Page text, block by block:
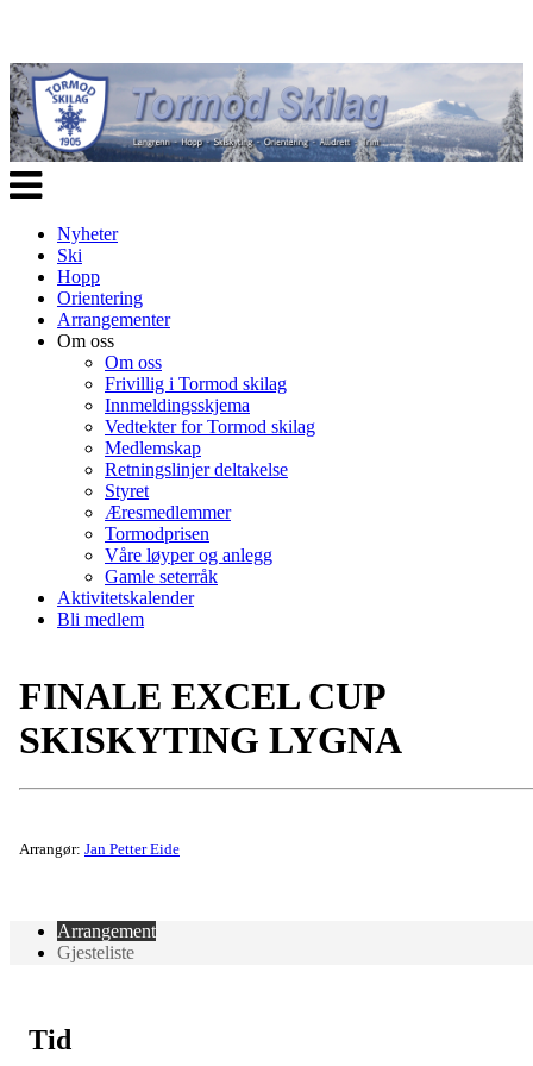
Veksle
navigasjon
Nyheter
Ski
Hopp
Orientering
Arrangementer
Om oss
Om oss
Frivillig i Tormod skilag
Innmeldingsskjema
Vedtekter for Tormod skilag
Medlemskap
Retningslinjer deltakelse
Styret
Æresmedlemmer
Tormodprisen
Våre løyper og anlegg
Gamle seterråk
Aktivitetskalender
Bli medlem
FINALE EXCEL CUP
SKISKYTING LYGNA
Arrangør: Jan Petter Eide
Arrangement
Gjesteliste
Tid